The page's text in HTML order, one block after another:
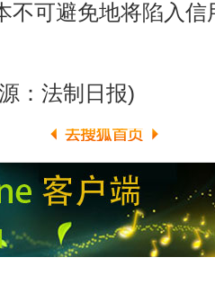
不可避免地将陷入信
法制日报)